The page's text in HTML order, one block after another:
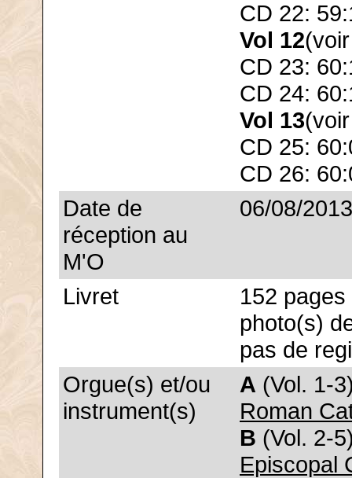
CD 22:
Vol 12
CD 23:
CD 24:
Vol 13
CD 25:
CD 26:
Date de
réception au
M'O
06/08/2013
Livret
152
photo(s)
pas de
Orgue(s) et/ou
instrument(s)
A (Vol. 1-
Roman
B (Vol. 2-
Episcopal